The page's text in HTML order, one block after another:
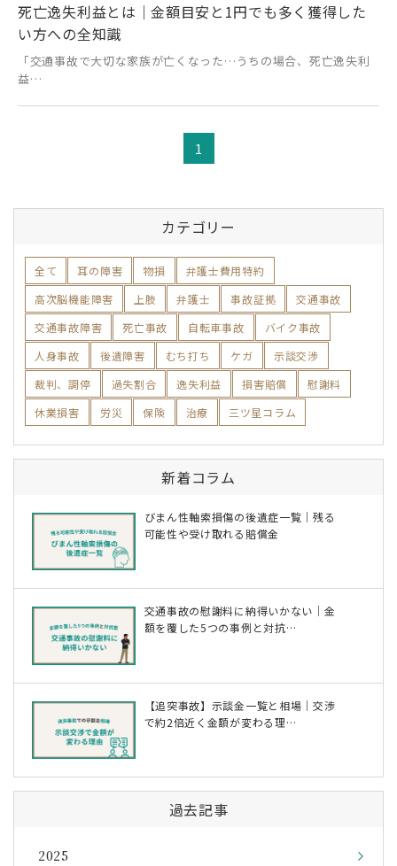
死亡逸失利益とは｜金額目安と1円でも多く獲得した
い方への全知識
「交通事故で大切な家族が亡くなった…うちの場合、死亡逸失利
益…
1
カテゴリー
全て 耳の障害 物損
弁護士費用特約
高次脳機能障害
上肢 弁護士 事故証拠
交通事故
交通事故障害
死亡事故 自転車事故
バイク事故
人身事故
後遺障害 むち打ち ケガ
示談交渉
裁判、調停
過失割合 逸失利益 損害賠償
慰謝料
休業損害
労災 保険 治療 三ツ星コラム
新着コラム
びまん性軸索損傷の後遺症一覧｜残る
可能性や受け取れる賠償金
交通事故の慰謝料に納得いかない｜金
額を覆した5つの事例と対抗…
【追突事故】示談金一覧と相場｜交渉
で約2倍近く金額が変わる理…
過去記事
2025